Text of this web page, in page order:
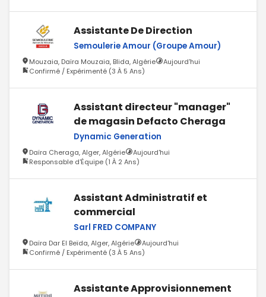
Assistante De Direction
Semoulerie Amour (Groupe Amour)
Mouzaia, Daïra Mouzaia, Blida, Algérie
Aujourd'hui
Confirmé / Expérimenté (3 À 5 Ans)
Assistant directeur "manager"
de magasin Defacto Cheraga
Dynamic Generation
Daïra Cheraga, Alger, Algérie
Aujourd'hui
Responsable d'Équipe (1 À 2 Ans)
Assistant Administratif et
commercial
Sarl FRED COMPANY
Daïra Dar El Beïda, Alger, Algérie
Aujourd'hui
Confirmé / Expérimenté (3 À 5 Ans)
Assistante Approvisionnement